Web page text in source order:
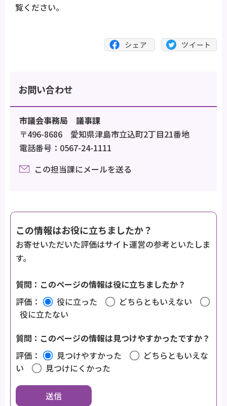
覧ください。
お問い合わせ
市議会事務局 議事課
〒496-8686 愛知県津島市立込町2丁目21番地
電話番号：0567-24-1111
この担当課にメールを送る
この情報はお役に立ちましたか？
お寄せいただいた評価はサイト運営の参考といたしま
す。
質問：このページの情報は役に立ちましたか？
評価：
役に立った
どちらともいえない
役に立たない
質問：このページの情報は見つけやすかったですか？
評価：
見つけやすかった
どちらともいえな
い
見つけにくかった